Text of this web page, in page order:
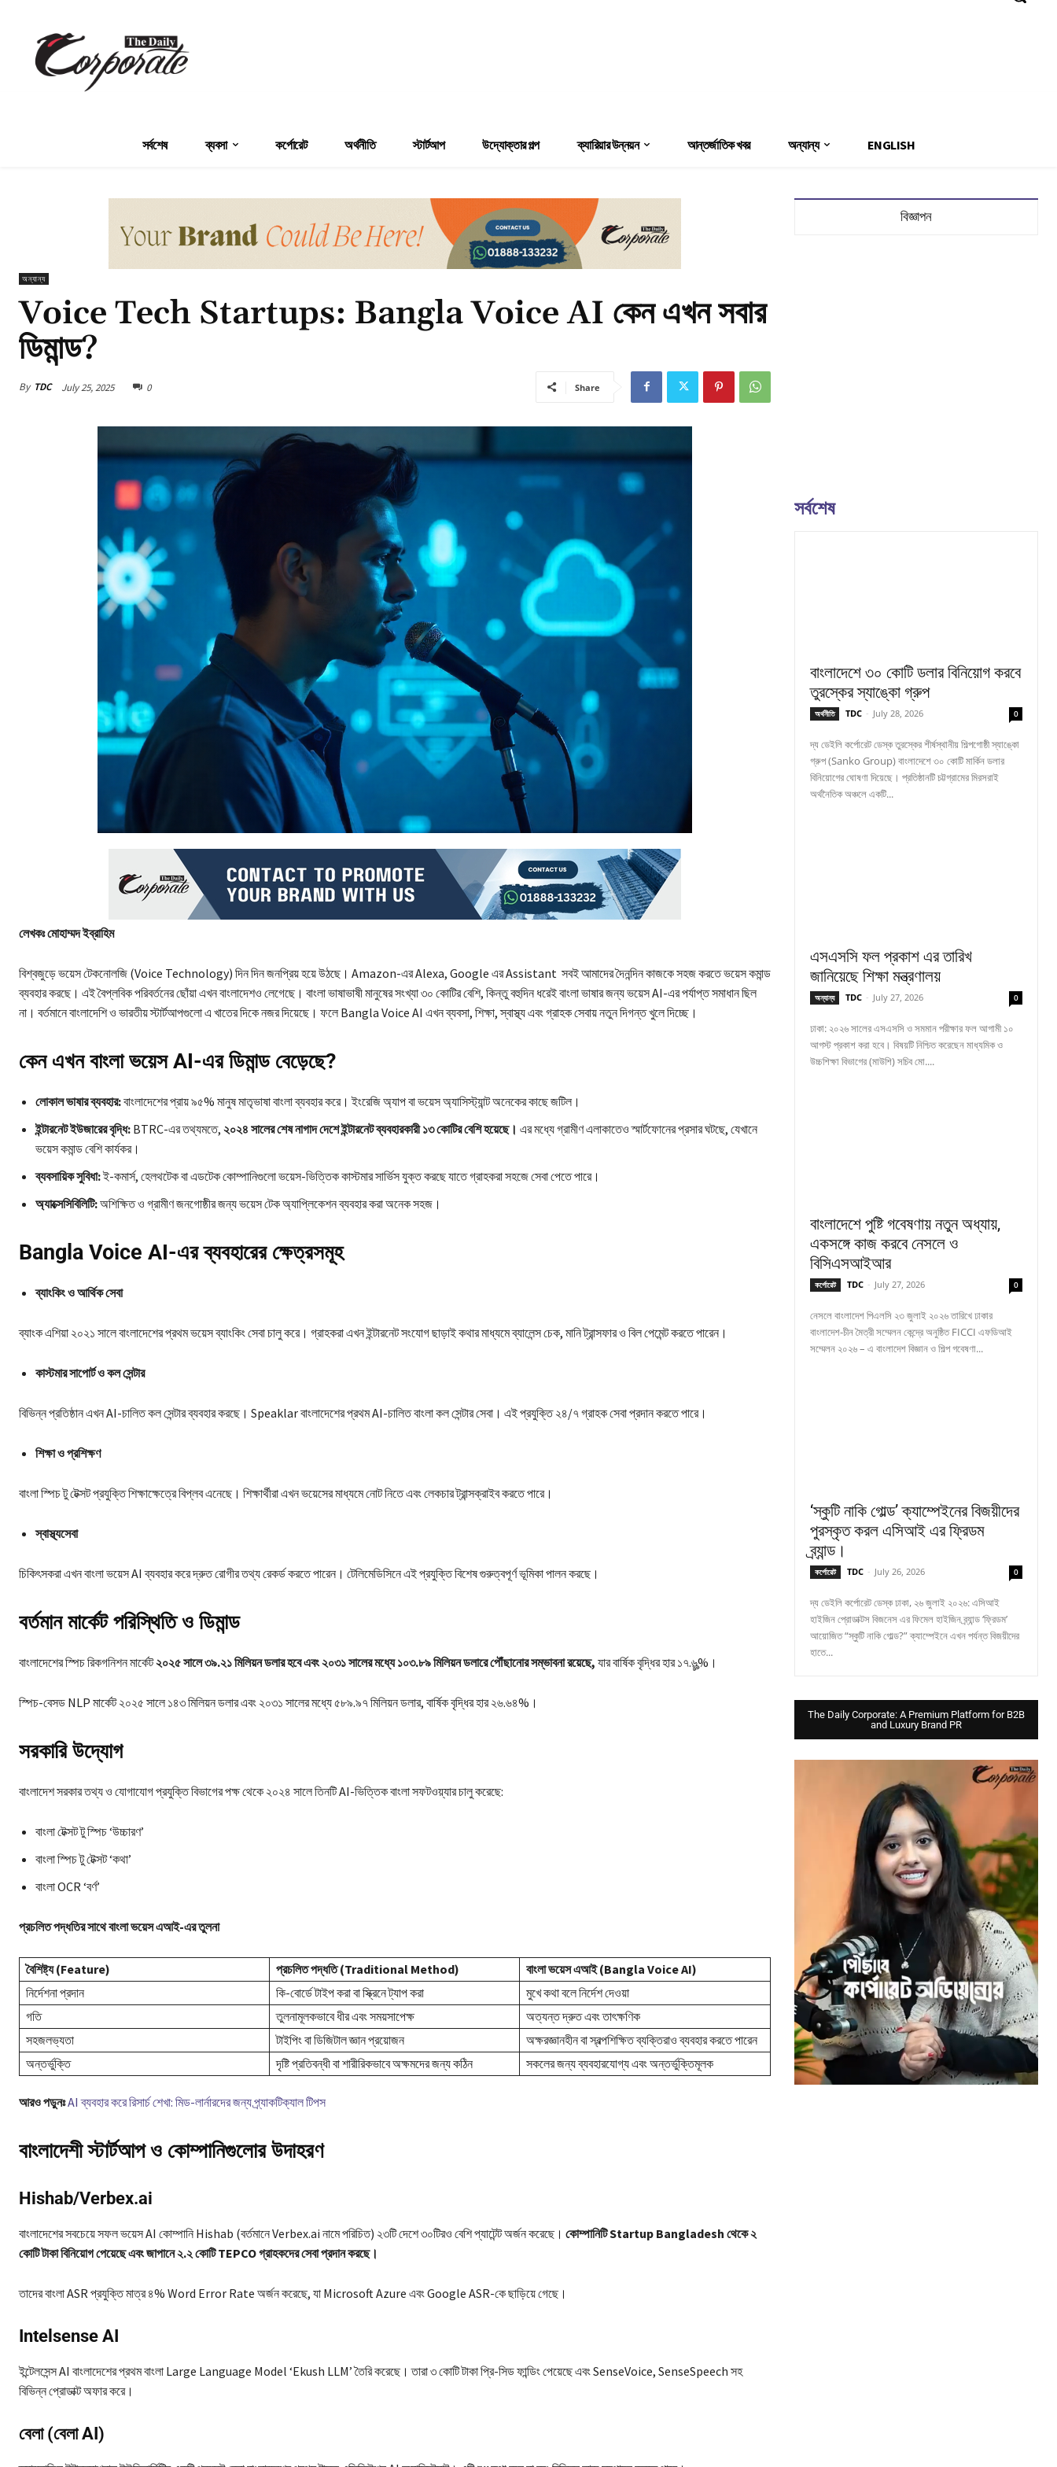
সর্বশেষ ব্যবসা কর্পোরেট অর্থনীতি স্টার্টআপ উদ্যোক্তার গল্প ক্যারিয়ার উন্নয়ন আন্তর্জাতিক খবর অন্যান্য ENGLISH
অন্যান্য
Voice Tech Startups: Bangla Voice AI কেন এখন সবার
ডিমান্ড?
By TDC July 25, 2025 0 Share
লেখকঃ মোহাম্মদ ইব্রাহিম
বিশ্বজুড়ে ভয়েস টেকনোলজি (Voice Technology) দিন দিন জনপ্রিয় হয়ে উঠছে। Amazon-এর Alexa, Google এর Assistant সবই আমাদের দৈনন্দিন কাজকে সহজ করতে ভয়েস কমান্ড
ব্যবহার করছে। এই বৈপ্লবিক পরিবর্তনের ছোঁয়া এখন বাংলাদেশও লেগেছে। বাংলা ভাষাভাষী মানুষের সংখ্যা ৩০ কোটির বেশি, কিন্তু বহুদিন ধরেই বাংলা ভাষার জন্য ভয়েস AI-এর পর্যাপ্ত সমাধান ছিল
না। বর্তমানে বাংলাদেশি ও ভারতীয় স্টার্টআপগুলো এ খাতের দিকে নজর দিয়েছে। ফলে Bangla Voice AI এখন ব্যবসা, শিক্ষা, স্বাস্থ্য এবং গ্রাহক সেবায় নতুন দিগন্ত খুলে দিচ্ছে।
কেন এখন বাংলা ভয়েস AI-এর ডিমান্ড বেড়েছে?
লোকাল ভাষার ব্যবহার:বাংলাদেশের প্রায় ৯৫% মানুষ মাতৃভাষা বাংলা ব্যবহার করে। ইংরেজি অ্যাপ বা ভয়েস অ্যাসিস্ট্যান্ট অনেকের কাছে জটিল।
ইন্টারনেট ইউজারের বৃদ্ধি: BTRC-এর তথ্যমতে, ২০২৪ সালের শেষ নাগাদ দেশে ইন্টারনেট ব্যবহারকারী ১৩ কোটির বেশি হয়েছে। এর মধ্যে গ্রামীণ এলাকাতেও স্মার্টফোনের প্রসার ঘটছে, যেখানে
ভয়েস কমান্ড বেশি কার্যকর।
ব্যবসায়িক সুবিধা:ই-কমার্স, হেলথটেক বা এডটেক কোম্পানিগুলো ভয়েস-ভিত্তিক কাস্টমার সার্ভিস যুক্ত করছে যাতে গ্রাহকরা সহজে সেবা পেতে পারে।
অ্যাক্সেসিবিলিটি:অশিক্ষিত ও গ্রামীণ জনগোষ্ঠীর জন্য ভয়েস টেক অ্যাপ্লিকেশন ব্যবহার করা অনেক সহজ।
Bangla Voice AI-এর ব্যবহারের ক্ষেত্রসমূহ
ব্যাংকিং ও আর্থিক সেবা
ব্যাংক এশিয়া ২০২১ সালে বাংলাদেশের প্রথম ভয়েস ব্যাংকিং সেবা চালু করে। গ্রাহকরা এখন ইন্টারনেট সংযোগ ছাড়াই কথার মাধ্যমে ব্যালেন্স চেক, মানি ট্রান্সফার ও বিল পেমেন্ট করতে পারেন।
কাস্টমার সাপোর্ট ও কল সেন্টার
বিভিন্ন প্রতিষ্ঠান এখন AI-চালিত কল সেন্টার ব্যবহার করছে। Speaklar বাংলাদেশের প্রথম AI-চালিত বাংলা কল সেন্টার সেবা। এই প্রযুক্তি ২৪/৭ গ্রাহক সেবা প্রদান করতে পারে।
শিক্ষা ও প্রশিক্ষণ
বাংলা স্পিচ টু টেক্সট প্রযুক্তি শিক্ষাক্ষেত্রে বিপ্লব এনেছে। শিক্ষার্থীরা এখন ভয়েসের মাধ্যমে নোট নিতে এবং লেকচার ট্রান্সক্রাইব করতে পারে।
স্বাস্থ্যসেবা
চিকিৎসকরা এখন বাংলা ভয়েস AI ব্যবহার করে দ্রুত রোগীর তথ্য রেকর্ড করতে পারেন। টেলিমেডিসিনে এই প্রযুক্তি বিশেষ গুরুত্বপূর্ণ ভূমিকা পালন করছে।
বর্তমান মার্কেট পরিস্থিতি ও ডিমান্ড
বাংলাদেশের স্পিচ রিকগনিশন মার্কেট২০২৫ সালে ৩৯.২১ মিলিয়ন ডলার হবে এবং ২০৩১ সালের মধ্যে ১০৩.৮৯ মিলিয়ন ডলারে পৌঁছানোর সম্ভাবনা রয়েছে, যার বার্ষিক বৃদ্ধির হার ১৭.৬ৣ%।
স্পিচ-বেসড NLP মার্কেট ২০২৫ সালে ১৪৩ মিলিয়ন ডলার এবং ২০৩১ সালের মধ্যে ৫৮৯.৯৭ মিলিয়ন ডলার, বার্ষিক বৃদ্ধির হার ২৬.৬৪%।
সরকারি উদ্যোগ
বাংলাদেশ সরকার তথ্য ও যোগাযোগ প্রযুক্তি বিভাগের পক্ষ থেকে ২০২৪ সালে তিনটি AI-ভিত্তিক বাংলা সফটওয়্যার চালু করেছে:
বাংলা টেক্সট টু স্পিচ ‘উচ্চারণ’
বাংলা স্পিচ টু টেক্সট ‘কথা’
বাংলা OCR ‘বর্ণ’
প্রচলিত পদ্ধতির সাথে বাংলা ভয়েস এআই-এর তুলনা
বৈশিষ্ট্য (Feature) প্রচলিত পদ্ধতি (Traditional Method)
বাংলা ভয়েস এআই (Bangla Voice AI)
নির্দেশনা প্রদান
কি-বোর্ডে টাইপ করা বা স্ক্রিনে ট্যাপ করা
মুখে কথা বলে নির্দেশ দেওয়া
গতি
তুলনামূলকভাবে ধীর এবং সময়সাপেক্ষ
অত্যন্ত দ্রুত এবং তাৎক্ষণিক
সহজলভ্যতা
টাইপিং বা ডিজিটাল জ্ঞান প্রয়োজন
অক্ষরজ্ঞানহীন বা স্বল্পশিক্ষিত ব্যক্তিরাও ব্যবহার করতে পারেন
অন্তর্ভুক্তি
দৃষ্টি প্রতিবন্ধী বা শারীরিকভাবে অক্ষমদের জন্য কঠিন সকলের জন্য ব্যবহারযোগ্য এবং অন্তর্ভুক্তিমূলক
আরও পড়ুনঃAI ব্যবহার করে রিসার্চ শেখা: মিড-লার্নারদের জন্য প্র্যাকটিক্যাল টিপস
বাংলাদেশী স্টার্টআপ ও কোম্পানিগুলোর উদাহরণ
Hishab/Verbex.ai
বাংলাদেশের সবচেয়ে সফল ভয়েস AI কোম্পানি Hishab (বর্তমানে Verbex.ai নামে পরিচিত) ২৩টি দেশে ৩০টিরও বেশি প্যাটেন্ট অর্জন করেছে। কোম্পানিটি Startup Bangladesh থেকে ২
কোটি টাকা বিনিয়োগ পেয়েছে এবং জাপানে ২.২ কোটি TEPCO গ্রাহকদের সেবা প্রদান করছে।
তাদের বাংলা ASR প্রযুক্তি মাত্র ৪% Word Error Rate অর্জন করেছে, যা Microsoft Azure এবং Google ASR-কে ছাড়িয়ে গেছে।
Intelsense AI
ইন্টেলসেন্স AI বাংলাদেশের প্রথম বাংলা Large Language Model ‘Ekush LLM’ তৈরি করেছে। তারা ৩ কোটি টাকা প্রি-সিড ফান্ডিং পেয়েছে এবং SenseVoice, SenseSpeech সহ
বিভিন্ন প্রোডাক্ট অফার করে।
বেলা (বেলা AI)
বিজ্ঞাপন
সর্বশেষ
বাংলাদেশে ৩০ কোটি ডলার বিনিয়োগ করবে
তুরস্কের স্যাঙ্কো গ্রুপ
অর্থনীতি TDC - July 28, 2026 0
দ্য ডেইলি কর্পোরেট ডেস্ক তুরস্কের শীর্ষস্থানীয় শিল্পগোষ্ঠী স্যাঙ্কো
গ্রুপ (Sanko Group) বাংলাদেশে ৩০ কোটি মার্কিন ডলার
বিনিয়োগের ঘোষণা দিয়েছে। প্রতিষ্ঠানটি চট্টগ্রামের মিরসরাই
অর্থনৈতিক অঞ্চলে একটি...
এসএসসি ফল প্রকাশ এর তারিখ
জানিয়েছে শিক্ষা মন্ত্রণালয়
অন্যান্য TDC - July 27, 2026 0
ঢাকা: ২০২৬ সালের এসএসসি ও সমমান পরীক্ষার ফল আগামী ১০
আগস্ট প্রকাশ করা হবে। বিষয়টি নিশ্চিত করেছেন মাধ্যমিক ও
উচ্চশিক্ষা বিভাগের (মাউশি) সচিব মো....
বাংলাদেশে পুষ্টি গবেষণায় নতুন অধ্যায়,
একসঙ্গে কাজ করবে নেসলে ও
বিসিএসআইআর
কর্পোরেট TDC - July 27, 2026 0
নেসলে বাংলাদেশ পিএলসি ২৩ জুলাই ২০২৬ তারিখে ঢাকার
বাংলাদেশ-চীন মৈত্রী সম্মেলন কেন্দ্রে অনুষ্ঠিত FICCI এফডিআই
সম্মেলন ২০২৬ – এ বাংলাদেশ বিজ্ঞান ও শিল্প গবেষণা...
‘স্কুটি নাকি গোল্ড’ ক্যাম্পেইনের বিজয়ীদের
পুরস্কৃত করল এসিআই এর ফ্রিডম
ব্র্যান্ড।
কর্পোরেট TDC - July 26, 2026 0
দ্য ডেইলি কর্পোরেট ডেস্ক ঢাকা, ২৬ জুলাই ২০২৬: এসিআই
হাইজিন প্রোডাক্টস বিজনেস এর ফিমেল হাইজিন ব্র্যান্ড ‘ফ্রিডম’
আয়োজিত “স্কুটি নাকি গোল্ড?” ক্যাম্পেইনে এখন পর্যন্ত বিজয়ীদের
হাতে...
The Daily Corporate: A Premium Platform for B2B
and Luxury Brand PR